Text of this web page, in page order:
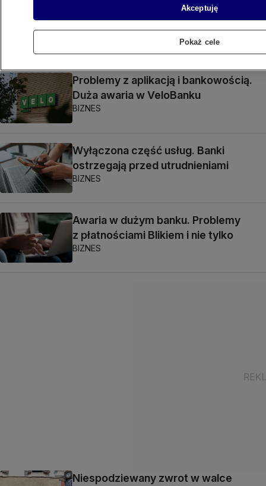
NBP: banki bezpieczne, ale pojawia się
nowe ryzyko, które może uderzyć
w finanse
Problemy z aplikacją i bankowością.
Duża awaria w VeloBanku
BIZNES
Wyłączona część usług. Banki
ostrzegają przed utrudnieniami
BIZNES
Awaria w dużym banku. Problemy
z płatnościami Blikiem i nie tylko
BIZNES
Niespodziewany zwrot w walce
Akceptuję
Pokaż cele